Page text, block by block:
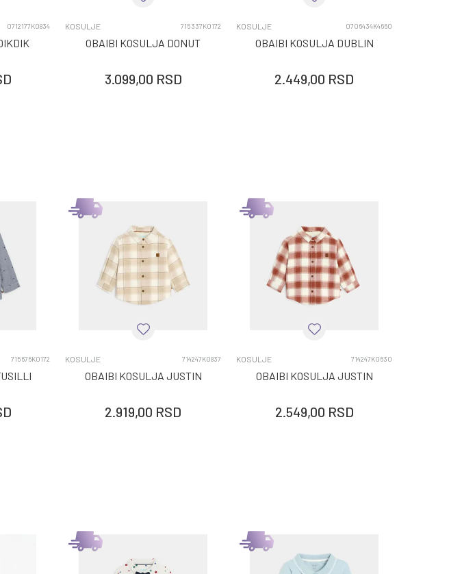
0712177K0834 KOSULJE 715337K0172
OBAIBI KOSULJA DONUT
3.099,00 RSD
KOSULJE 0706434K4660
OBAIBI KOSULJA DUBLIN
2.449,00 RSD
715676K0172 KOSULJE 714247K0837
OBAIBI KOSULJA JUSTIN
2.919,00 RSD
KOSULJE 714247K0630
OBAIBI KOSULJA JUSTIN
2.549,00 RSD